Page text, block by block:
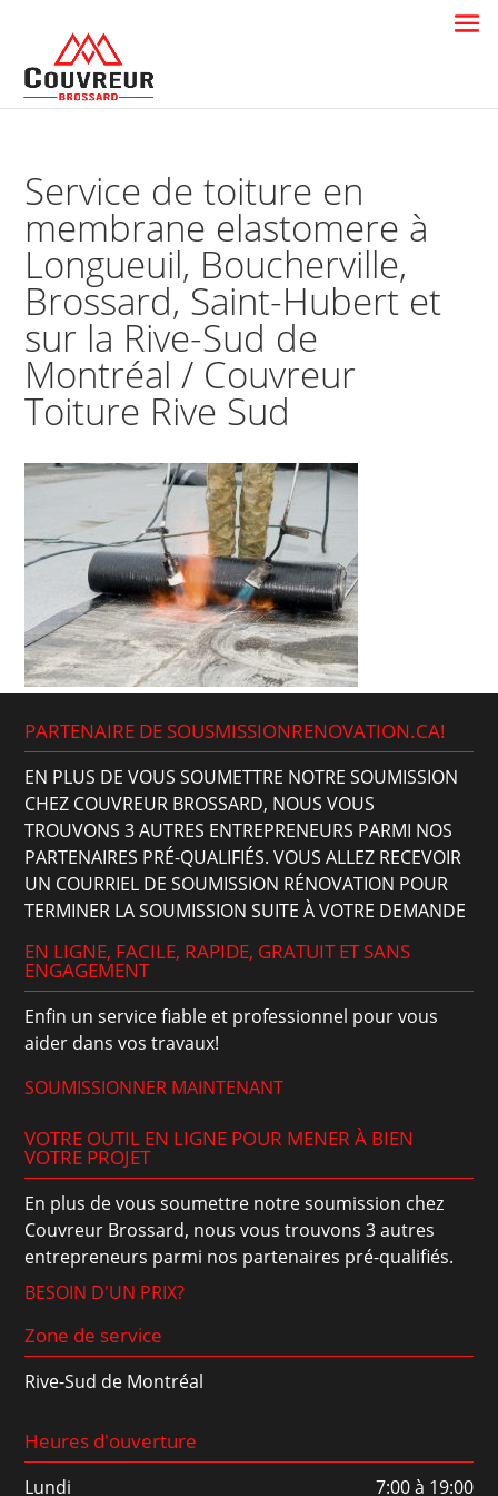
Service de toiture en
membrane elastomere à
Longueuil, Boucherville,
Brossard, Saint-Hubert et
sur la Rive-Sud de
Montréal / Couvreur
Toiture Rive Sud
PARTENAIRE DE SOUSMISSIONRENOVATION.CA!
EN PLUS DE VOUS SOUMETTRE NOTRE SOUMISSION
CHEZ COUVREUR BROSSARD, NOUS VOUS
TROUVONS 3 AUTRES ENTREPRENEURS PARMI NOS
PARTENAIRES PRÉ-QUALIFIÉS. VOUS ALLEZ RECEVOIR
UN COURRIEL DE SOUMISSION RÉNOVATION POUR
TERMINER LA SOUMISSION SUITE À VOTRE DEMANDE
EN LIGNE, FACILE, RAPIDE, GRATUIT ET SANS
ENGAGEMENT
Enfin un service fiable et professionnel pour vous
aider dans vos travaux!
SOUMISSIONNER MAINTENANT
VOTRE OUTIL EN LIGNE POUR MENER À BIEN
VOTRE PROJET
En plus de vous soumettre notre soumission chez
Couvreur Brossard, nous vous trouvons 3 autres
entrepreneurs parmi nos partenaires pré-qualifiés.
BESOIN D'UN PRIX?
Zone de service
Rive-Sud de Montréal
Heures d'ouverture
Lundi 7:00 à 19:00